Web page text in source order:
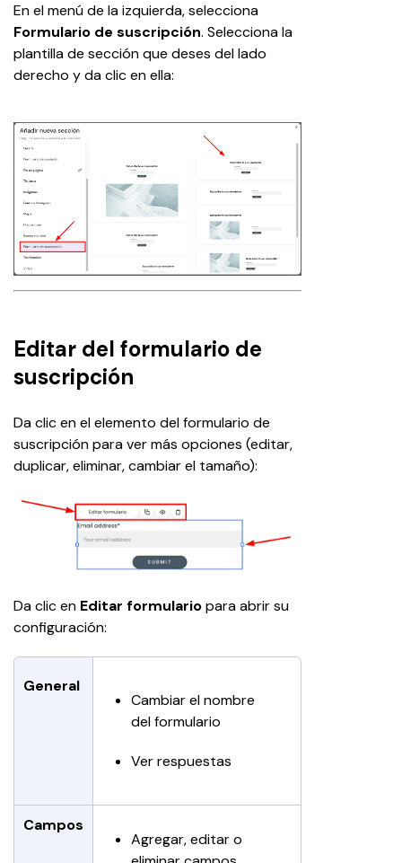
En el menú de la izquierda, selecciona
Formulario de suscripción. Selecciona la
plantilla de sección que deses del lado
derecho y da clic en ella:
Editar del formulario de
suscripción
Da clic en el elemento del formulario de
suscripción para ver más opciones (editar,
duplicar, eliminar, cambiar el tamaño):
Da clic en Editar formulario para abrir su
configuración:
General
Cambiar el nombre
del formulario
Ver respuestas
Campos
Agregar, editar o